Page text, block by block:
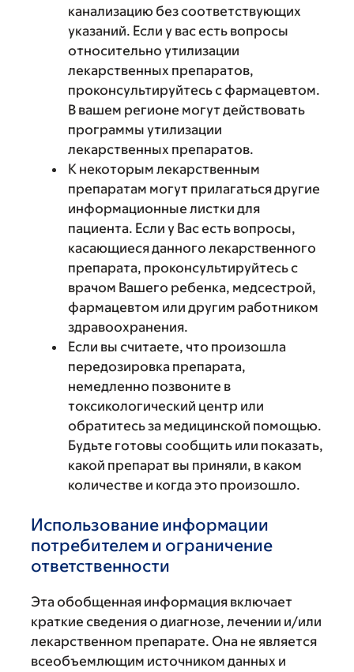
канализацию без соответствующих
указаний. Если у вас есть вопросы
относительно утилизации
лекарственных препаратов,
проконсультируйтесь с фармацевтом.
В вашем регионе могут действовать
программы утилизации
лекарственных препаратов.
К некоторым лекарственным
препаратам могут прилагаться другие
информационные листки для
пациента. Если у Вас есть вопросы,
касающиеся данного лекарственного
препарата, проконсультируйтесь с
врачом Вашего ребенка, медсестрой,
фармацевтом или другим работником
здравоохранения.
Если вы считаете, что произошла
передозировка препарата,
немедленно позвоните в
токсикологический центр или
обратитесь за медицинской помощью.
Будьте готовы сообщить или показать,
какой препарат вы приняли, в каком
количестве и когда это произошло.
Использование информации
потребителем и ограничение
ответственности
Эта обобщенная информация включает
краткие сведения о диагнозе, лечении и/или
лекарственном препарате. Она не является
всеобъемлющим источником данных и